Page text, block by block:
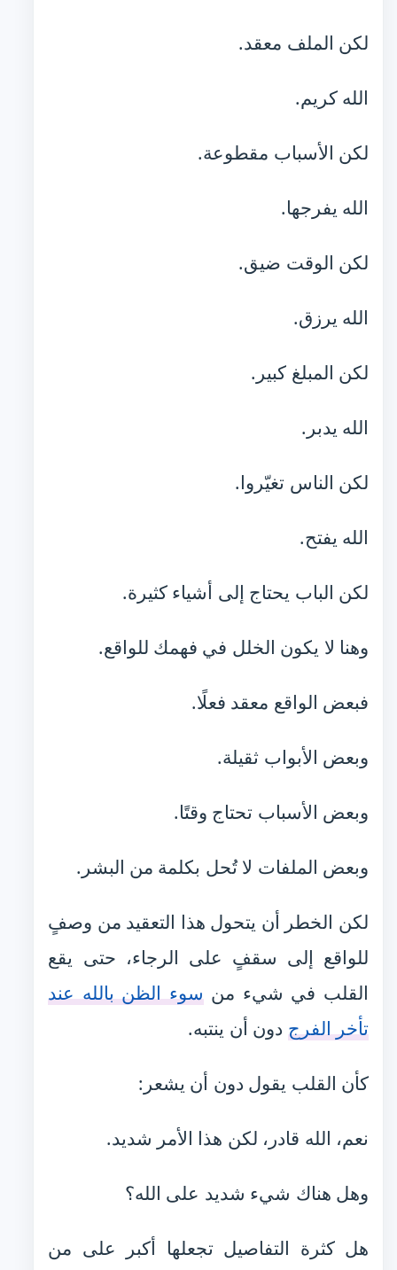
لكن الملف معقد.
الله كريم.
لكن الأسباب مقطوعة.
الله يفرجها.
لكن الوقت ضيق.
الله يرزق.
لكن المبلغ كبير.
الله يدبر.
لكن الناس تغيّروا.
الله يفتح.
لكن الباب يحتاج إلى أشياء كثيرة.
وهنا لا يكون الخلل في فهمك للواقع.
فبعض الواقع معقد فعلًا.
وبعض الأبواب ثقيلة.
وبعض الأسباب تحتاج وقتًا.
وبعض الملفات لا تُحل بكلمة من البشر.
لكن الخطر أن يتحول هذا التعقيد من وصفٍ
للواقع إلى سقفٍ على الرجاء، حتى يقع
القلب في شيء منسوء الظن بالله عند
تأخر الفرج دون أن ينتبه.
كأن القلب يقول دون أن يشعر:
نعم، الله قادر، لكن هذا الأمر شديد.
وهل هناك شيء شديد على الله؟
هل كثرة التفاصيل تجعلها أكبر على من